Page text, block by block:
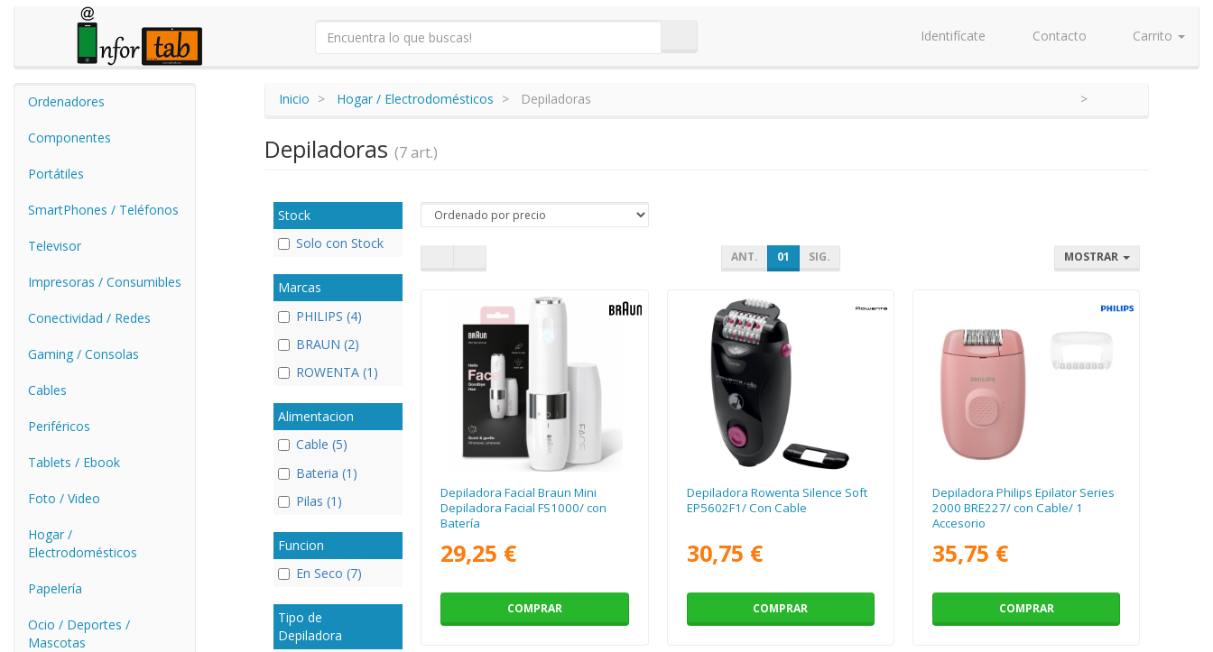
Identifícate Contacto Carrito
Ordenadores
Componentes
Portátiles
SmartPhones / Teléfonos
Televisor
Impresoras / Consumibles
Conectividad / Redes
Gaming / Consolas
Cables
Periféricos
Tablets / Ebook
Foto / Video
Hogar /
Electrodomésticos
Papelería
Ocio / Deportes /
Mascotas
Inicio Hogar / Electrodomésticos Depiladoras
Depiladoras (7 art.)
Stock
Solo con Stock
Marcas
PHILIPS (4)
BRAUN (2)
ROWENTA (1)
Alimentacion
Cable (5)
Bateria (1)
Pilas (1)
Funcion
En Seco (7)
Tipo de
Depiladora
ANT. 01 SIG. MOSTRAR
Depiladora Facial Braun Mini
Depiladora Facial FS1000/ con
Batería
29,25 €
COMPRAR
Depiladora Rowenta Silence Soft
EP5602F1/ Con Cable
30,75 €
COMPRAR
Depiladora Philips Epilator Series
2000 BRE227/ con Cable/ 1
Accesorio
35,75 €
COMPRAR